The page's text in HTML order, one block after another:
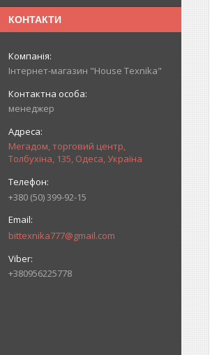
КОНТАКТИ
Інтернет-магазин "House Texnika"
менеджер
Мегадом, торговий центр,
Толбухіна, 135, Одеса, Україна
+380 (50) 399-92-15
bittexnika777@gmail.com
+380956225778